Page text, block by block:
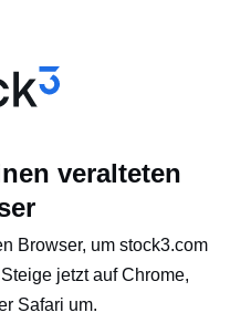
veralteten
Browser, um stock3.com
jetzt auf Chrome,
Safari um.